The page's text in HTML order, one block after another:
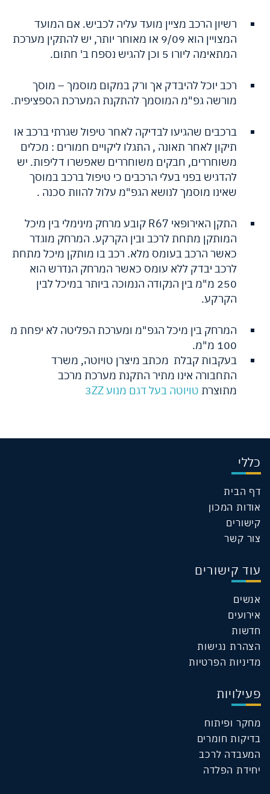
רשיון הרכב מציין מועד עליה לכביש. אם המועד
המצויין הוא 9/09 או מאוחר יותר, יש להתקין מערכת
המתאימה ליורו 5 וכן להגיש נספח ב' חתום.
רכב יוכל להיבדק אך ורק במקום מוסמך – מוסך
מורשה גפ"מ המוסמך להתקנת המערכת הספציפית.
ברכבים שהגיעו לבדיקה לאחר טיפול שגרתי ברכב או
תיקון לאחר תאונה , התגלו ליקויים חמורים : מכלים
משוחררים, חבקים משוחררים שאפשרו דליפות. יש
להדגיש בפני בעלי הרכבים כי טיפול ברכב במוסך
שאינו מוסמך לנושא הגפ"מ עלול להוות סכנה .
התקן האירופאי R67 קובע מרחק מינימלי בין מיכל
המותקן מתחת לרכב ובין הקרקע. המרחק מוגדר
כאשר הרכב בעומס מלא. רכב בו מותקן מיכל מתחת
לרכב יבדק ללא עומס כאשר המרחק הנדרש הוא
250 מ"מ בין הנקודה הנמוכה ביותר במיכל לבין
הקרקע.
המרחק בין מיכל הגפ"מ ומערכת הפליטה לא יפחת מ
100 מ"מ.
בעקבות קבלת מכתב מיצרן טויוטה, משרד
התחבורה אינו מתיר התקנת מערכת מרכב
מתוצרת טויוטה בעל דגם מנוע 3ZZ
כללי
דף הבית
אודות המכון
קישורים
צור קשר
עוד קישורים
אנשים
אירועים
חדשות
הצהרת נגישות
מדיניות הפרטיות
פעילויות
מחקר ופיתוח
בדיקות חומרים
המעבדה לרכב
יחידת הפלדה